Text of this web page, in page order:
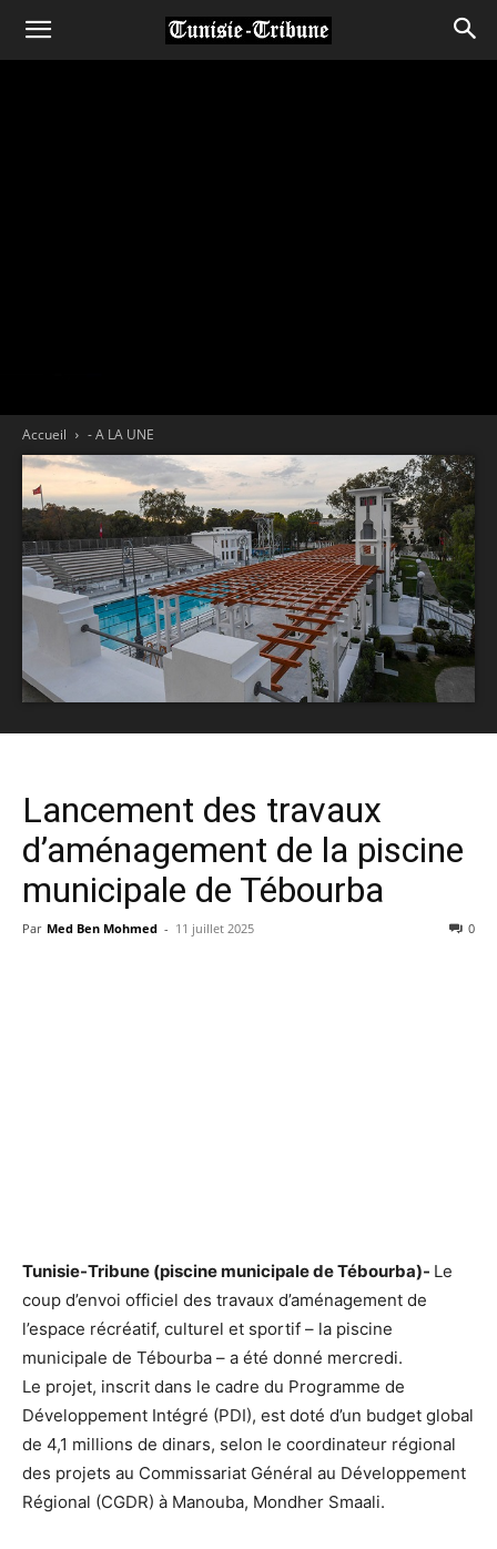
Accueil - A LA UNE
Lancement des travaux
d’aménagement de la piscine
municipale de Tébourba
Par Med Ben Mohmed - 11 juillet 2025 0
Tunisie-Tribune (piscine municipale de Tébourba)- Le
coup d’envoi officiel des travaux d’aménagement de
l’espace récréatif, culturel et sportif – la piscine
municipale de Tébourba – a été donné mercredi.
Le projet, inscrit dans le cadre du Programme de
Développement Intégré (PDI), est doté d’un budget global
de 4,1 millions de dinars, selon le coordinateur régional
des projets au Commissariat Général au Développement
Régional (CGDR) à Manouba, Mondher Smaali.